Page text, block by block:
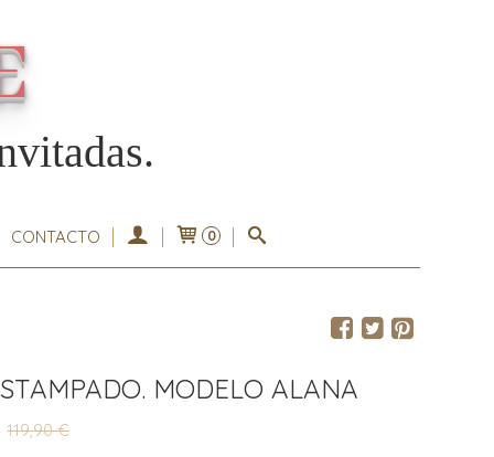
CONTACTO 0
MODELO ALANA
119,90 €